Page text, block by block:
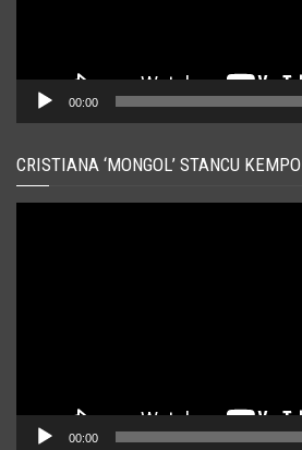
00:00
CRISTIANA ‘MONGOL’ STANCU KEMPO
00:00